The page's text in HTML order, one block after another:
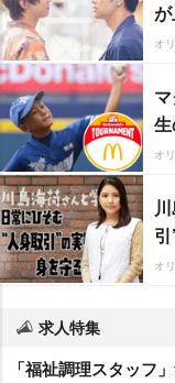
が
オ
生
オ
オ
求人特集
「福祉調理スタッフ